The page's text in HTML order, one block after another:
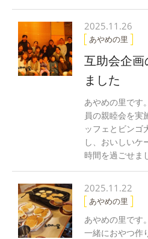
2025.11.26
あやめの里
互助会企画
ました
あやめの里です
員の親睦会を実
ッフェとビンゴ
し、おいしいケ
時間を過ごせま
2025.11.22
あやめの里
あやめの里です
一緒におやつ作